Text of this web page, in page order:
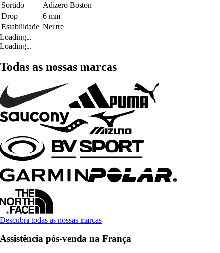
Sortido
Adizero Boston
Drop
6 mm
Estabilidade Neutre
Loading...
Loading...
Todas as nossas marcas
Descubra todas as nossas marcas
Assistência pós-venda na França